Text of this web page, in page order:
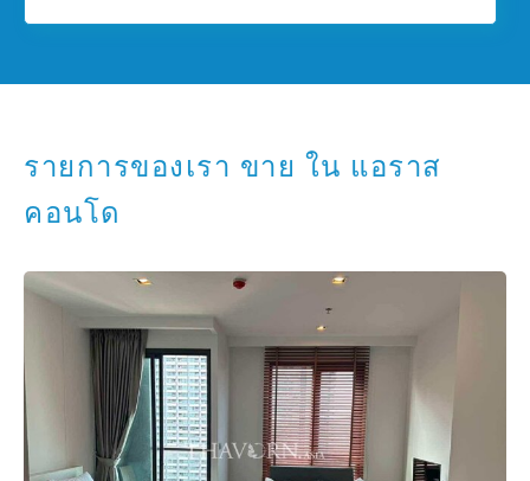
รายการของเรา ขาย ใน แอราส
คอนโด